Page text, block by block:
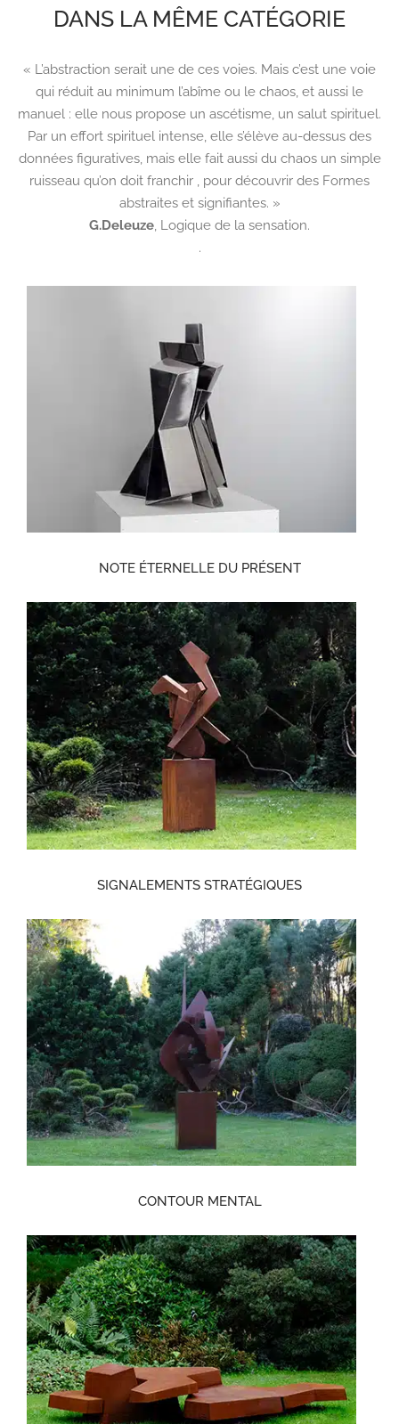
DANS LA MÊME CATÉGORIE
« L’abstraction serait une de ces voies. Mais c’est une voie
qui réduit au minimum l’abîme ou le chaos, et aussi le
manuel : elle nous propose un ascétisme, un salut spirituel.
Par un effort spirituel intense, elle s’élève au-dessus des
données figuratives, mais elle fait aussi du chaos un simple
ruisseau qu’on doit franchir , pour découvrir des Formes
abstraites et signifiantes. »
G.Deleuze, Logique de la sensation.
.
NOTE ÉTERNELLE DU PRÉSENT
SIGNALEMENTS STRATÉGIQUES
CONTOUR MENTAL